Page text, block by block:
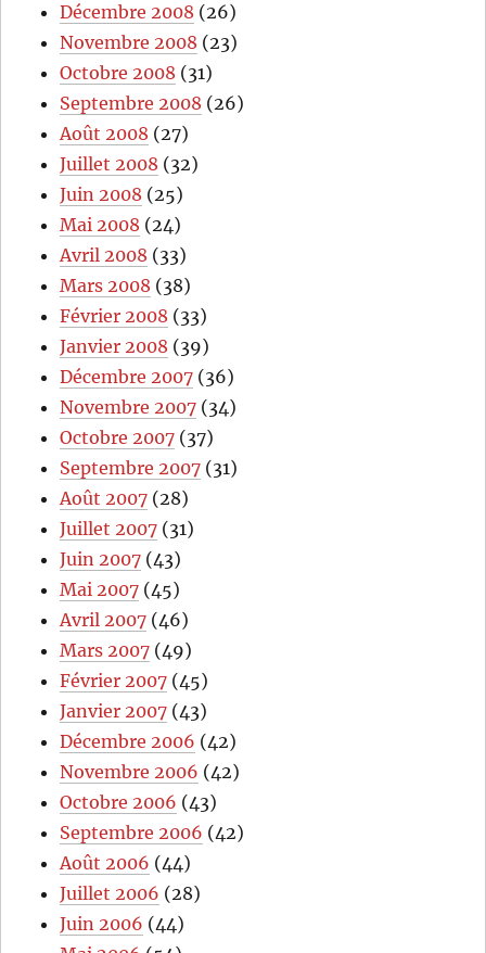
Décembre 2008 (26)
Novembre 2008 (23)
Octobre 2008 (31)
Septembre 2008 (26)
Août 2008 (27)
Juillet 2008 (32)
Juin 2008 (25)
Mai 2008 (24)
Avril 2008 (33)
Mars 2008 (38)
Février 2008 (33)
Janvier 2008 (39)
Décembre 2007 (36)
Novembre 2007 (34)
Octobre 2007 (37)
Septembre 2007 (31)
Août 2007 (28)
Juillet 2007 (31)
Juin 2007 (43)
Mai 2007 (45)
Avril 2007 (46)
Mars 2007 (49)
Février 2007 (45)
Janvier 2007 (43)
Décembre 2006 (42)
Novembre 2006 (42)
Octobre 2006 (43)
Septembre 2006 (42)
Août 2006 (44)
Juillet 2006 (28)
Juin 2006 (44)